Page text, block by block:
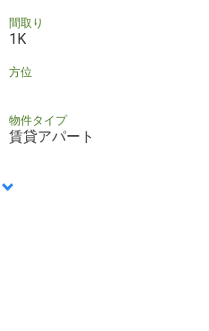
間取り
1K
方位
物件タイプ
賃貸アパート